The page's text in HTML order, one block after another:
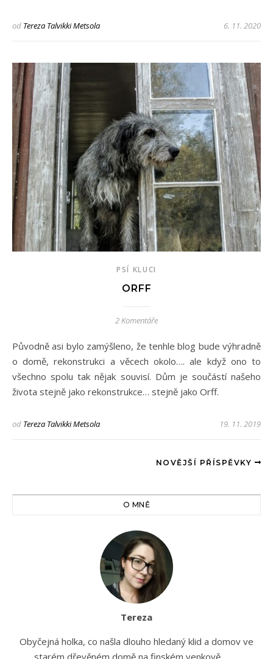
od Tereza Talvikki Metsola 6. 11. 2020
PSÍ KLUCI
ORFF
2 Komentáře
Původně asi bylo zamýšleno, že tenhle blog bude výhradně
o domě, rekonstrukci a věcech okolo…. ale když ono to
všechno spolu tak nějak souvisí. Dům je součástí našeho
života stejně jako rekonstrukce… stejně jako Orff.
od Tereza Talvikki Metsola 19. 11. 2019
NOVĚJŠÍ PŘÍSPĚVKY
O MNĚ
Tereza
Obyčejná holka, co našla dlouho hledaný klid a domov ve
starém dřevěném domě na finském venkově. . . . .